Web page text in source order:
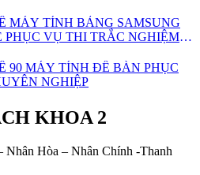
MÁY TÍNH BẢNG SAMSUNG
PHỤC VỤ THI TRẮC NGHIỆM
90 MÁY TÍNH ĐỂ BÀN PHỤC
NGHIỆP
KHOA 2
Nhân Hòa – Nhân Chính -Thanh